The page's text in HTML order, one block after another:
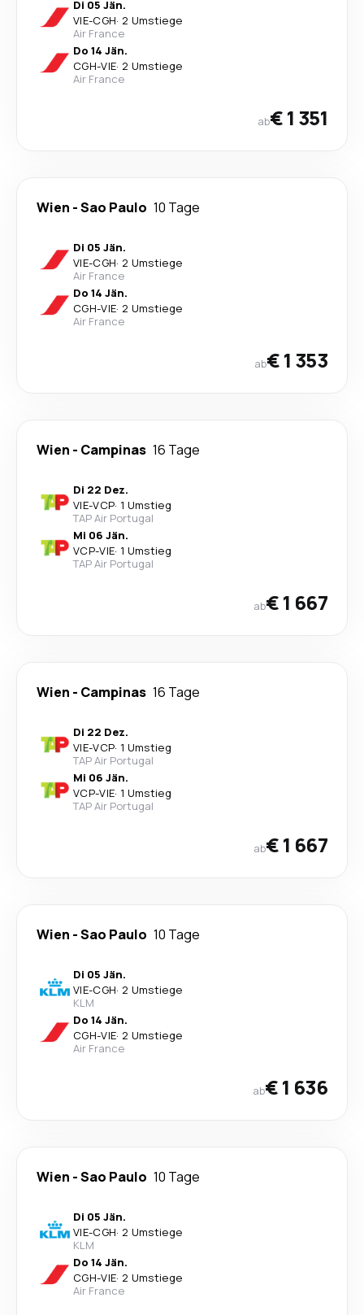
Di 05 Jän.
VIE-CGH· 2 Umstiege
Air France
Do 14 Jän.
CGH-VIE· 2 Umstiege
Air France
ab€ 1 351
Wien -Sao Paulo 10 Tage
Di 05 Jän.
VIE-CGH· 2 Umstiege
Air France
Do 14 Jän.
CGH-VIE· 2 Umstiege
Air France
ab€ 1 353
Wien - Campinas 16 Tage
Di 22 Dez.
VIE-VCP· 1 Umstieg
TAP Air Portugal
Mi 06 Jän.
VCP-VIE· 1 Umstieg
TAP Air Portugal
ab€ 1 667
Wien - Campinas 16 Tage
Di 22 Dez.
VIE-VCP· 1 Umstieg
TAP Air Portugal
Mi 06 Jän.
VCP-VIE· 1 Umstieg
TAP Air Portugal
ab€ 1 667
Wien -Sao Paulo 10 Tage
Di 05 Jän.
VIE-CGH· 2 Umstiege
KLM
Do 14 Jän.
CGH-VIE· 2 Umstiege
Air France
ab€ 1 636
Wien -Sao Paulo 10 Tage
Di 05 Jän.
VIE-CGH· 2 Umstiege
KLM
Do 14 Jän.
CGH-VIE· 2 Umstiege
Air France